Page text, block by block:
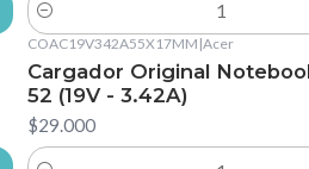
Cantidad
COAC19V342A55X17MM |Acer
Cargador Original
52 (19V - 3.42A)
$29.000